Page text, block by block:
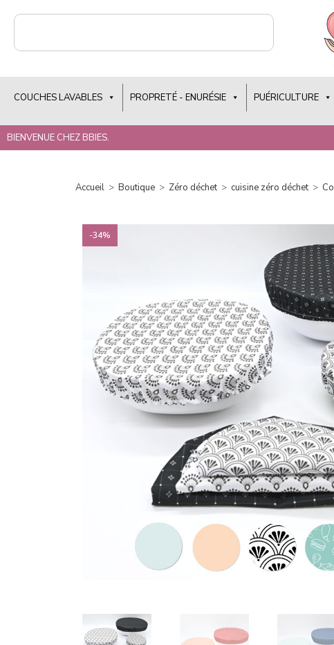
COUCHES LAVABLES PROPRETÉ - ENURÉSIE PUÉRICULTURE
BIENVENUE CHEZ BBIES.
Accueil > Boutique > Zéro déchet > cuisine zéro déchet >
-34%